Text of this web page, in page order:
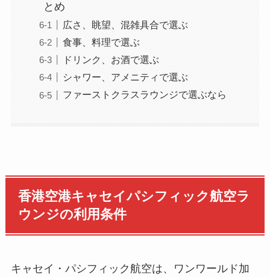
とめ
広さ、眺望、混雑具合で選ぶ
食事、料理で選ぶ
ドリンク、お酒で選ぶ
シャワー、アメニティで選ぶ
ファーストクラスラウンジで選ぶなら
香港空港キャセイパシフィック航空ラ
ウンジの利用条件
キャセイ・パシフィック航空は、ワンワールド加